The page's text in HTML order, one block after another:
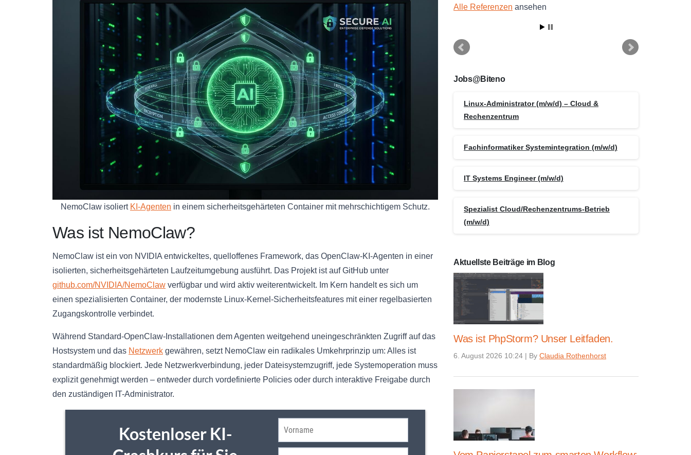
NemoClaw isoliert KI-Agenten in einem sicherheitsgehärteten Container mit mehrschichtigem Schutz.
Was ist NemoClaw?
NemoClaw ist ein von NVIDIA entwickeltes, quelloffenes Framework, das OpenClaw-KI-Agenten in einer
isolierten, sicherheitsgehärteten Laufzeitumgebung ausführt. Das Projekt ist auf GitHub unter
github.com/NVIDIA/NemoClaw verfügbar und wird aktiv weiterentwickelt. Im Kern handelt es sich um
einen spezialisierten Container, der modernste Linux-Kernel-Sicherheitsfeatures mit einer regelbasierten
Zugangskontrolle verbindet.
Während Standard-OpenClaw-Installationen dem Agenten weitgehend uneingeschränkten Zugriff auf das
Hostsystem und das Netzwerk gewähren, setzt NemoClaw ein radikales Umkehrprinzip um: Alles ist
standardmäßig blockiert. Jede Netzwerkverbindung, jeder Dateisystemzugriff, jede Systemoperation muss
explizit genehmigt werden – entweder durch vordefinierte Policies oder durch interaktive Freigabe durch
den zuständigen IT-Administrator.
Alle Referenzen ansehen
Jobs@Biteno
Linux-Administrator (m/w/d) – Cloud &
Rechenzentrum
Fachinformatiker Systemintegration (m/w/d)
IT Systems Engineer (m/w/d)
Spezialist Cloud/Rechenzentrums-Betrieb
(m/w/d)
Aktuellste Beiträge im Blog
Was ist PhpStorm? Unser Leitfaden.
6. August 2026 10:24 | By Claudia Rothenhorst